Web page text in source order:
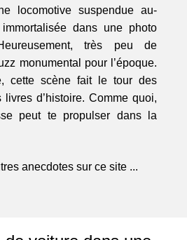
locomotive suspendue au-
dans une photo
très peu de
monumental pour l’époque.
cette scène fait le tour des
d’histoire. Comme quoi,
peut te propulser dans la
anecdotes sur ce site ...